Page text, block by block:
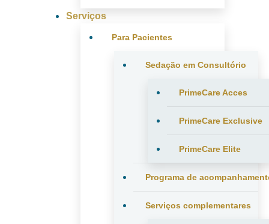
Serviços
Para Pacientes
Sedação em Consultório
PrimeCare Acces
PrimeCare Exclusive
PrimeCare Elite
Programa de
Serviços complementares